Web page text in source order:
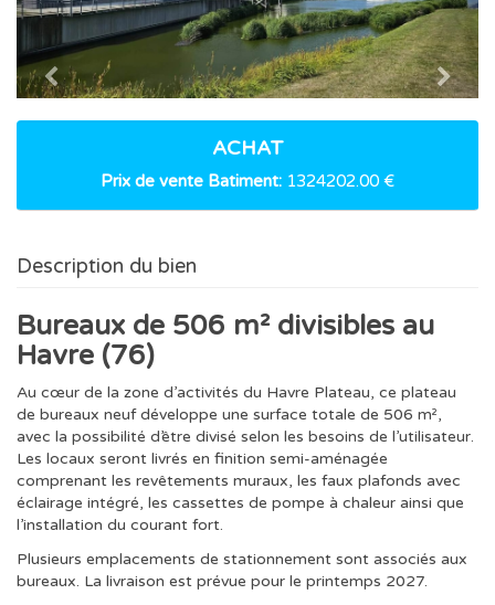
Previous
ACHAT
Prix de vente Batiment: 1324202.00 €
Description du bien
Bureaux de 506 m² divisibles au
Havre (76)
Au cœur de la zone d’activités du Havre Plateau, ce plateau
de bureaux neuf développe une surface totale de 506 m²,
avec la possibilité d’être divisé selon les besoins de l’utilisateur.
Les locaux seront livrés en finition semi-aménagée
comprenant les revêtements muraux, les faux plafonds avec
éclairage intégré, les cassettes de pompe à chaleur ainsi que
l’installation du courant fort.
Plusieurs emplacements de stationnement sont associés aux
bureaux. La livraison est prévue pour le printemps 2027.